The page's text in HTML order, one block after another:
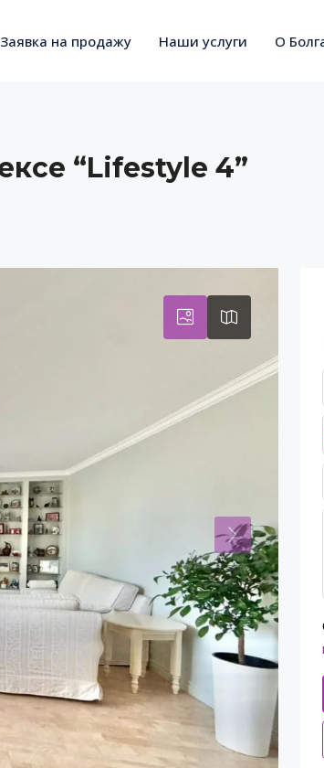
Заявка на продажу Наши услуги О
“Lifestyle 4”